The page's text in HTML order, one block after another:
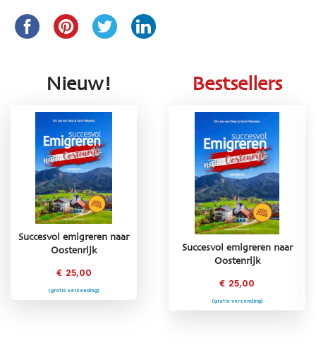
Nieuw!
Succesvol emigreren naar
Oostenrijk
€ 25,00
(gratis verzending)
Bestsellers
Succesvol emigreren naar
(gratis verzending)
Succesvol emigreren naar
Oostenrijk
€ 25,00
(gratis verzending)